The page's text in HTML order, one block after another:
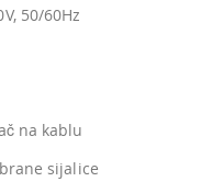
50/60Hz
na kablu
sijalice